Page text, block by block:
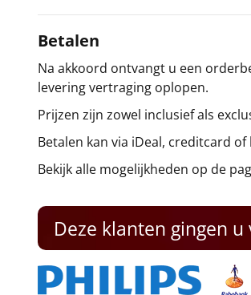
Betalen
Na akkoord ontvangt u een
levering vertraging oplopen.
Prijzen zijn zowel inclusief als
Betalen kan via iDeal, creditcard
Bekijk alle mogelijkheden op de
Deze klanten gingen u